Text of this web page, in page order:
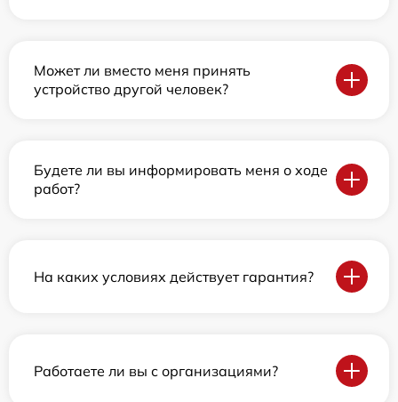
Может ли вместо меня принять
устройство другой человек?
Будете ли вы информировать меня о ходе
работ?
На каких условиях действует гарантия?
Работаете ли вы с организациями?